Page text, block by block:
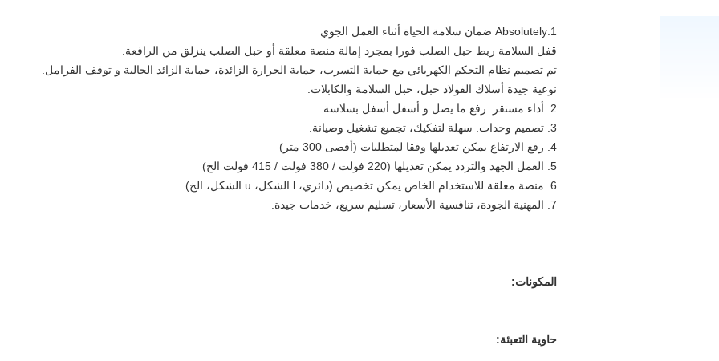
1.Absolutely ضمان سلامة الحياة أثناء العمل الجوي
قفل السلامة ربط حبل الصلب فورا بمجرد إمالة منصة معلقة أو حبل الصلب ينزلق من الرافعة.
تم تصميم نظام التحكم الكهربائي مع حماية التسرب، حماية الحرارة الزائدة، حماية الزائد الحالية و توقف الفرامل.
نوعية جيدة أسلاك الفولاذ حبل، حبل السلامة والكابلات.
2. أداء مستقر: رفع ما يصل و أسفل أسفل بسلاسة
3. تصميم وحدات. سهلة لتفكيك، تجميع تشغيل وصيانة.
4. رفع الارتفاع يمكن تعديلها وفقا لمتطلبات (أقصى 300 متر)
5. العمل الجهد والتردد يمكن تعديلها (220 فولت / 380 فولت / 415 فولت الخ)
6. منصة معلقة للاستخدام الخاص يمكن تخصيص (دائري، l الشكل، u الشكل، الخ)
7. المهنية الجودة، تنافسية الأسعار، تسليم سريع، خدمات جيدة.
المكونات:
حاوية التعبئة: